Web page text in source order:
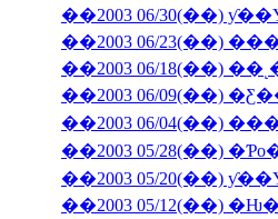
��2003 06/30(��)
��2003 06/23(��)
��2003 06/18(��)
��2003 06/04(��)
��2003 05/28(��)
��2003 05/20(��)